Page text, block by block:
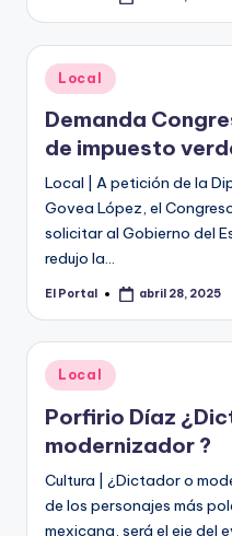
Publicado
en
Local
Demanda
de impuesto
Local | A petición de la
Govea López, el
solicitar al Gobierno del
redujo la…
Publicado
El Portal abril 28, 2025
Publicado
en
Local
Porfirio Díaz
modernizador ?
Cultura | ¿Dictador o
de los personajes más
mexicana, será el eje del